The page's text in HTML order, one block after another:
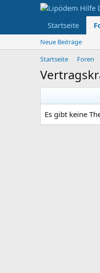
Startseite
Neue Beiträge
Startseite
Foren
Es gibt keine